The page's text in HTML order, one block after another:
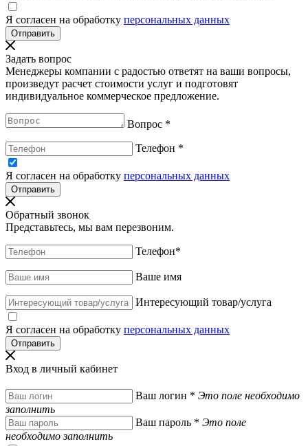
Я согласен на обработку персональных данных
Задать вопрос
Менеджеры компании с радостью ответят на ваши вопросы,
произведут расчет стоимости услуг и подготовят
индивидуальное коммерческое предложение.
Вопрос *
Телефон *
Я согласен на обработку персональных данных
Обратный звонок
Представьтесь, мы вам перезвоним.
Телефон*
Ваше имя
Интересующий товар/услуга
Я согласен на обработку персональных данных
Вход в личный кабинет
Ваш логин * Это поле необходимо
заполнить
Ваш пароль * Это поле
необходимо заполнить